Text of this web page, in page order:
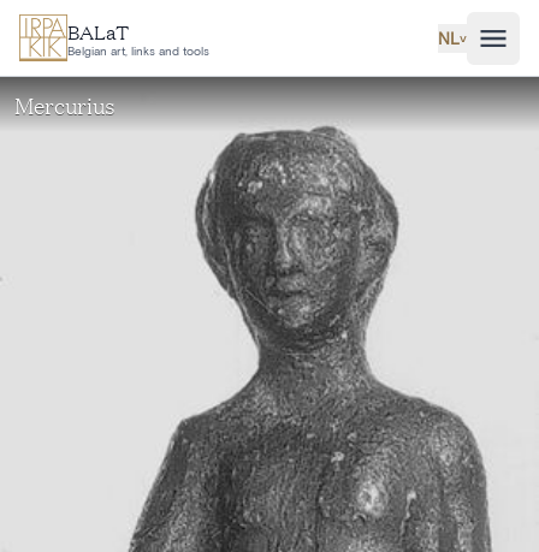
Ga naar hoofdinhoud
BALaT
Belgian art, links and tools
NL˅
Mercurius